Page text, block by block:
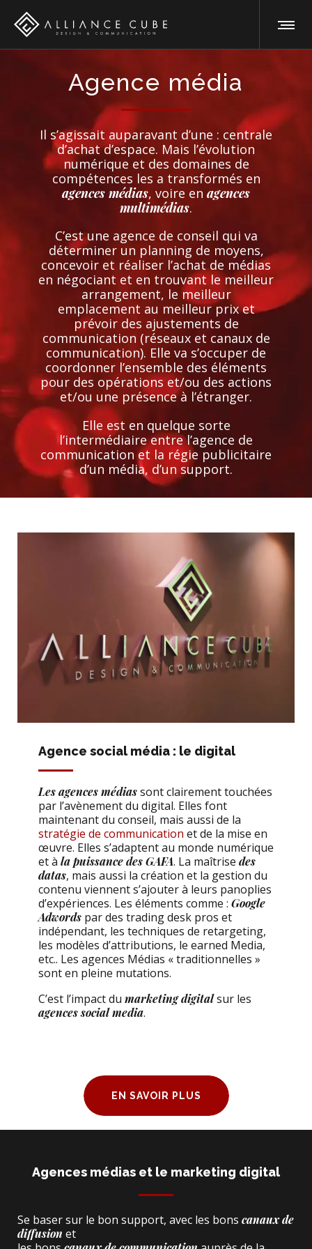
Agence média
Il s’agissait auparavant d’une : centrale
d’achat d’espace. Mais l’évolution
numérique et des domaines de
compétences les a transformés en
agences médias, voire en agences
multimédias.
C’est une agence de conseil qui va
déterminer un planning de moyens,
concevoir et réaliser l’achat de médias
en négociant et en trouvant le meilleur
arrangement, le meilleur
emplacement au meilleur prix et
prévoir des ajustements de
communication (réseaux et canaux de
communication). Elle va s’occuper de
coordonner l’ensemble des éléments
pour des opérations et/ou des actions
et/ou une présence à l’étranger.
Elle est en quelque sorte
l’intermédiaire entre l’agence de
communication et la régie publicitaire
d’un média, d’un support.
Agence social média : le digital
Les agences médiassont clairement touchées
par l’avènement du digital. Elles font
maintenant du conseil, mais aussi de la
stratégie de communication et de la mise en
œuvre. Elles s’adaptent au monde numérique
et à la puissance des GAFA. La maîtrise des
datas, mais aussi la création et la gestion du
contenu viennent s’ajouter à leurs panoplies
d’expériences. Les éléments comme : Google
Adwords par des trading desk pros et
indépendant, les techniques de retargeting,
les modèles d’attributions, le earned Media,
etc.. Les agences Médias « traditionnelles »
sont en pleine mutations.
C’est l’impact du marketing digitalsur les
agences social media.
EN SAVOIR PLUS
Agences médias et le marketing digital
Se baser sur le bon support, avec les bons canaux de
diffusion et